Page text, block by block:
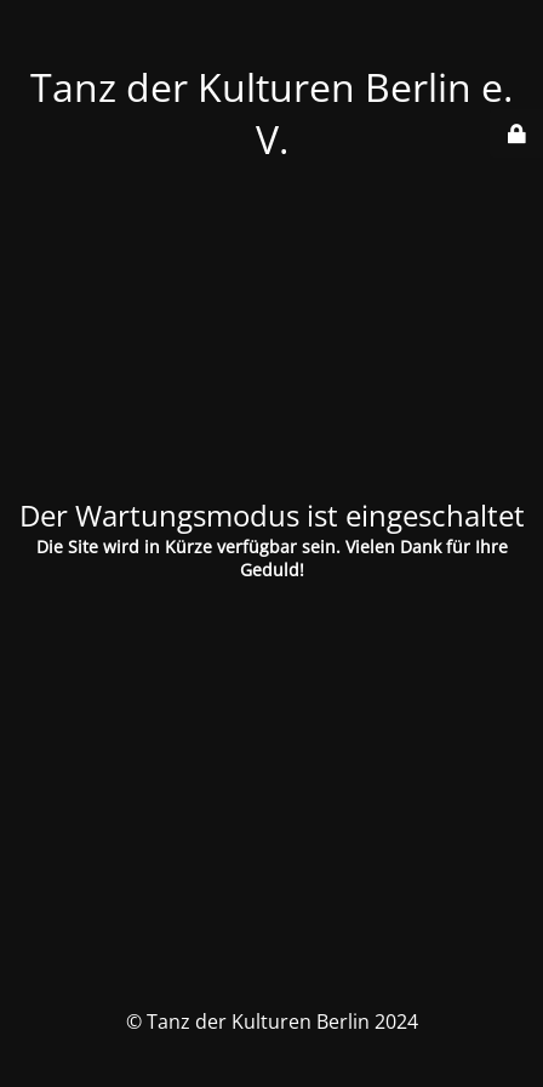
Tanz der Kulturen Berlin e.
V.
Der Wartungsmodus ist eingeschaltet
Die Site wird in Kürze verfügbar sein. Vielen Dank für Ihre
Geduld!
© Tanz der Kulturen Berlin 2024